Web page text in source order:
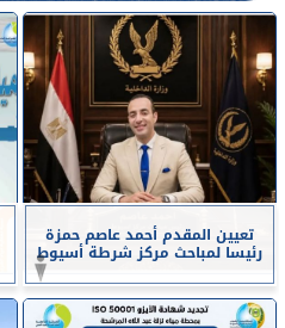
تعيين المقدم أحمد عاصم حمزة
رئيسا لمباحث مركز شرطة أسيوط